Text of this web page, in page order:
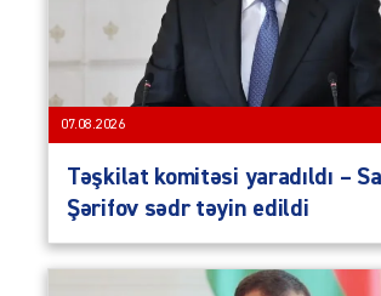
07.08.2026
Təşkilat komitəsi yaradıldı –
Şərifov sədr təyin edildi